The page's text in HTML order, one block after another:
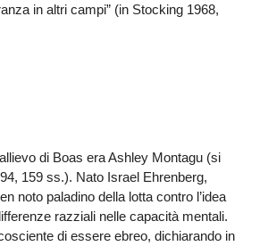
in altri campi” (in Stocking 1968,
di Boas era Ashley Montagu (si
159 ss.). Nato Israel Ehrenberg,
noto paladino della lotta contro l’idea
razziali nelle capacità mentali.
di essere ebreo, dichiarando in